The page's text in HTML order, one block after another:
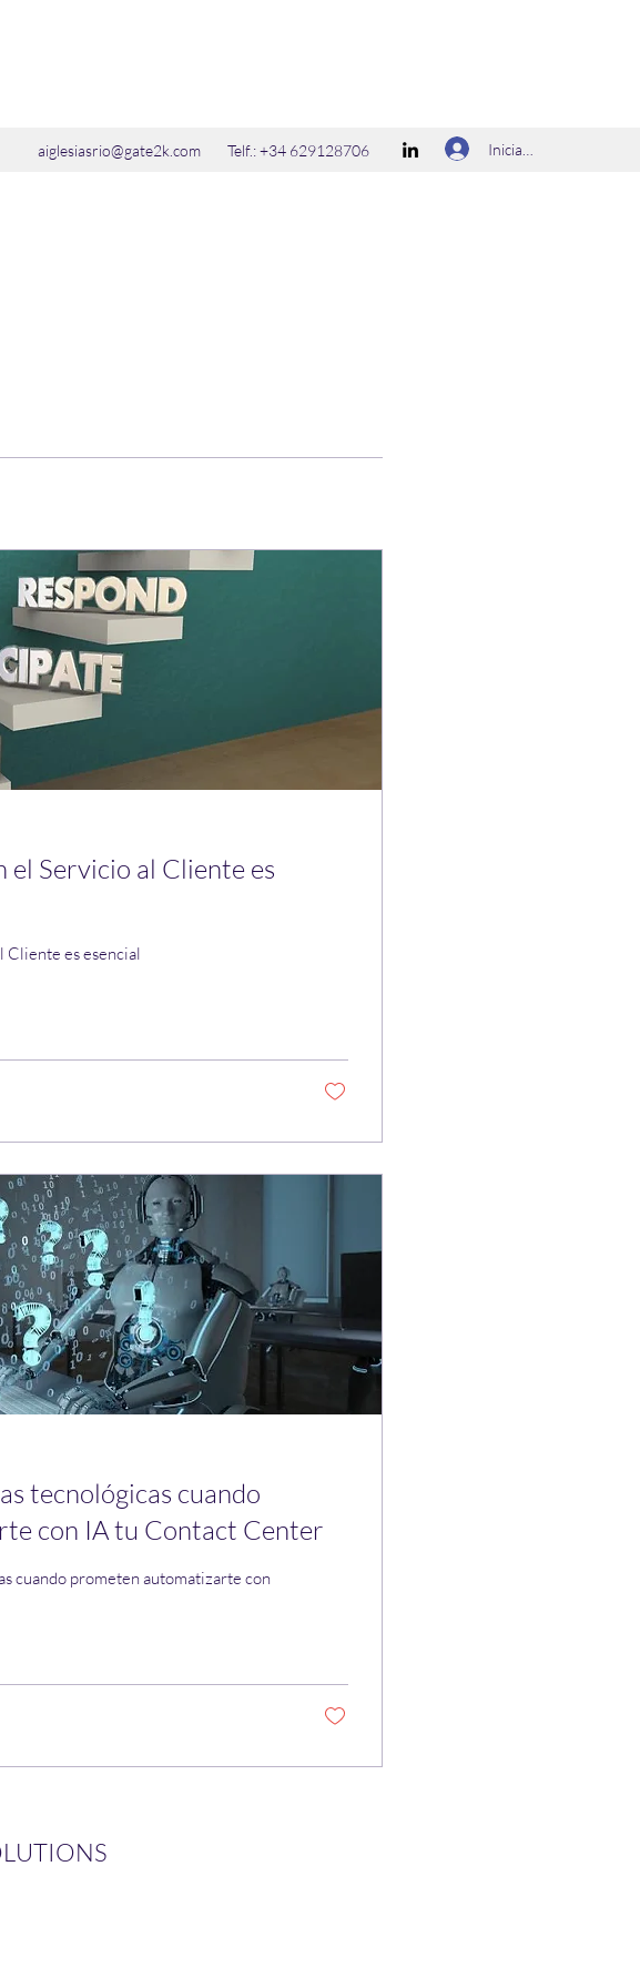
aiglesiasrio@gate2k.com Telf.: +34 629128706 Iniciar sesión
el Servicio al Cliente es
Cliente es esencial
tecnológicas cuando
con IA tu Contact Center
cuando prometen automatizarte con